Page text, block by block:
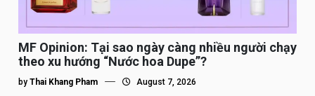
MF Opinion: Tại sao ngày càng nhiều người chạy
theo xu hướng “Nước hoa Dupe”?
by Thai Khang Pham August 7, 2026